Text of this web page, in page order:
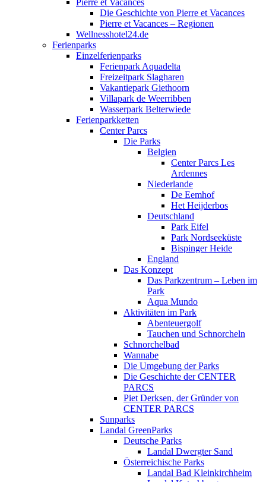
Pierre et Vacances
Die Geschichte von Pierre et Vacances
Pierre et Vacances – Regionen
Wellnesshotel24.de
Ferienparks
Einzelferienparks
Ferienpark Aquadelta
Freizeitpark Slagharen
Vakantiepark Giethoorn
Villapark de Weerribben
Wasserpark Belterwiede
Ferienparkketten
Center Parcs
Die Parks
Belgien
Center Parcs Les
Ardennes
Niederlande
De Eemhof
Het Heijderbos
Deutschland
Park Eifel
Park Nordseeküste
Bispinger Heide
England
Das Konzept
Das Parkzentrum – Leben im
Park
Aqua Mundo
Aktivitäten im Park
Abenteuergolf
Tauchen und Schnorcheln
Schnorchelbad
Wannabe
Die Umgebung der Parks
Die Geschichte der CENTER
PARCS
Piet Derksen, der Gründer von
CENTER PARCS
Sunparks
Landal GreenParks
Deutsche Parks
Landal Dwergter Sand
Österreichische Parks
Landal Bad Kleinkirchheim